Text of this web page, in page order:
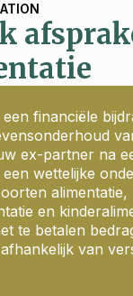
financiële
ex-partner na
een wettelijke
alimentatie,
en
te betalen
van